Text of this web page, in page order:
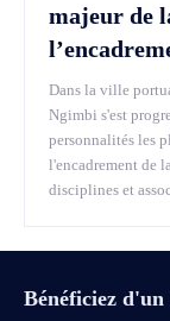
majeur de
Dans la ville
Ngimbi s'est
personnalités les
l'encadrement de
disciplines et
Bénéficiez d'un